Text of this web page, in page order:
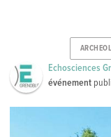
Echosciences
événement